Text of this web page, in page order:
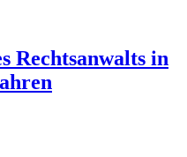
Rechtsanwalts in